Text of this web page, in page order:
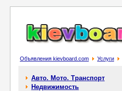
Объявления kievboard.com Услуги
Авто. Мото. Транспорт
Недвижимость